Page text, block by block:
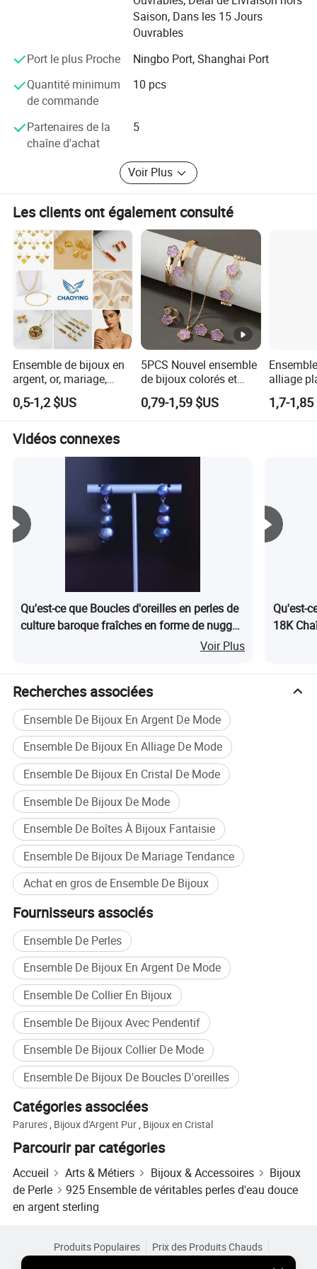
Saison, Dans les 15 Jours
Ouvrables
Port le plus Proche
Ningbo Port, Shanghai Port
Quantité minimum
de commande
10 pcs
Partenaires de la
chaîne d'achat
5
Voir Plus
Les clients ont également consulté
Ensemble de bijoux en
argent, or, mariage,
nuptial, collier, boucles
d'oreilles, bracelet, acier,
chaîne, fleur, diamant,
couple, pierre précieuse,
0,5-1,2 $US
5PCS Nouvel ensemble
de bijoux colorés et
tendance pour femmes,
comprenant bracelet,
bague, boucles
0,79-1,59 $US
alliage
cristaux
1,7-1,85
Vidéos connexes
Qu'est-ce que Boucles d'oreilles en perles de
culture baroque fraîches en forme de nugget
Voir Plus
Qu'est-
18K
Recherches associées
Ensemble De Bijoux En Argent De Mode
Ensemble De Bijoux En Alliage De Mode
Ensemble De Bijoux En Cristal De Mode
Ensemble De Bijoux De Mode
Ensemble De Boîtes À Bijoux Fantaisie
Ensemble De Bijoux De Mariage Tendance
Achat en gros de Ensemble De Bijoux
Fournisseurs associés
Ensemble De Perles
Ensemble De Bijoux En Argent De Mode
Ensemble De Collier En Bijoux
Ensemble De Bijoux Avec Pendentif
Ensemble De Bijoux Collier De Mode
Ensemble De Bijoux De Boucles D'oreilles
Catégories associées
Parures, Bijoux d'Argent Pur, Bijoux en Cristal
Parcourir par catégories
Accueil Arts & Métiers Bijoux & Accessoires
Bijoux
de Perle
925 Ensemble de véritables perles d'eau douce
en argent sterling
Produits Populaires
Prix des Produits Chauds
Site PC